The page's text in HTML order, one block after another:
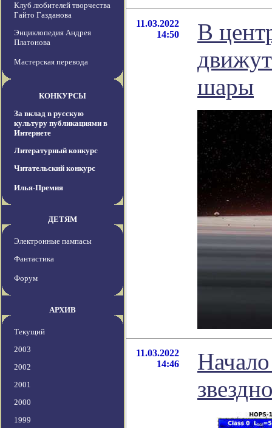
Клуб любителей творчества
Гайто Газданова
Энциклопедия Андрея
Платонова
Мастерская перевода
КОНКУРСЫ
За вклад в русскую
культуру публикациями в
Интернете
Литературный конкурс
Читательский конкурс
Илья-Премия
ДЕТЯМ
Электронные пампасы
Фантастика
Форум
АРХИВ
Текущий
2003
2002
2001
2000
1999
11.03.2022
14:50
В
шары
11.03.2022
14:46